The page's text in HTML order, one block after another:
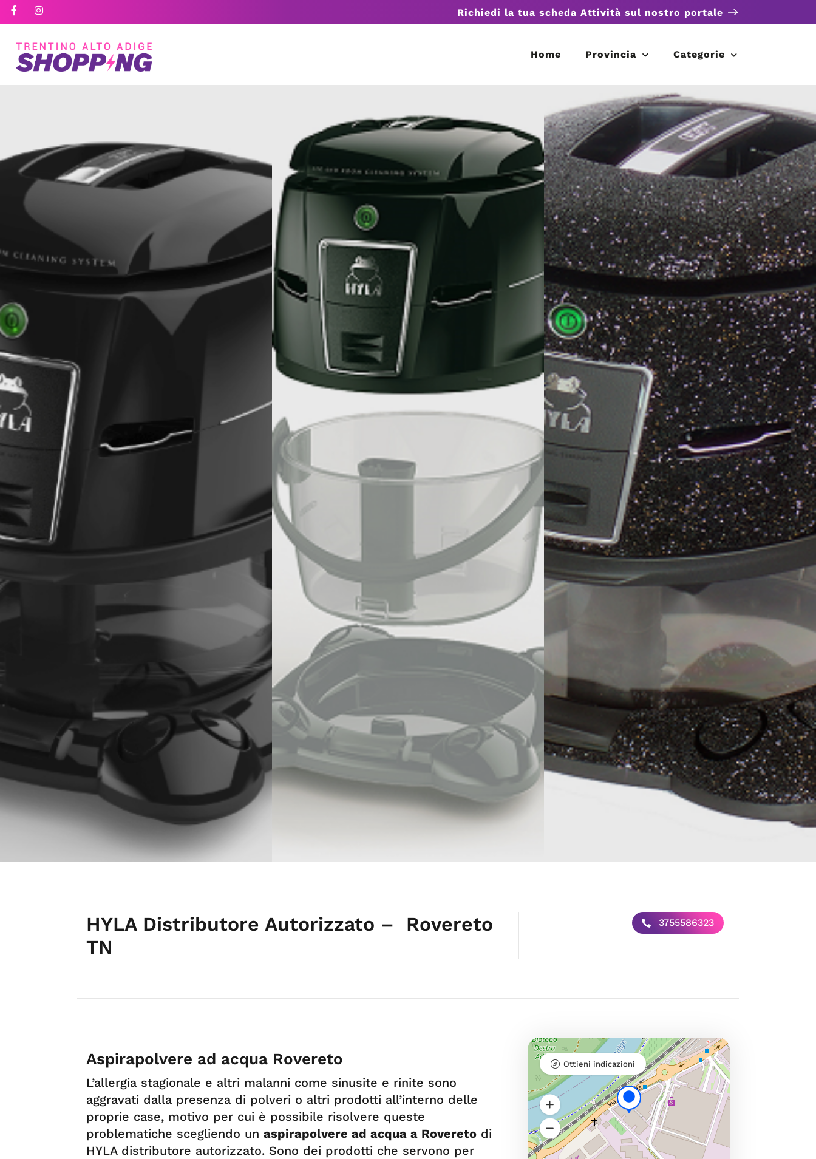
Richiedi la tua scheda Attività sul nostro portale
Home Provincia Categorie
HYLA Distributore Autorizzato – Rovereto
TN
3755586323
Aspirapolvere ad acqua Rovereto
L’allergia stagionale e altri malanni come sinusite e rinite sono
aggravati dalla presenza di polveri o altri prodotti all’interno delle
proprie case, motivo per cui è possibile risolvere queste
problematiche scegliendo un aspirapolvere ad acqua a Rovereto di
HYLA distributore autorizzato. Sono dei prodotti che servono per
Ottieni indicazioni